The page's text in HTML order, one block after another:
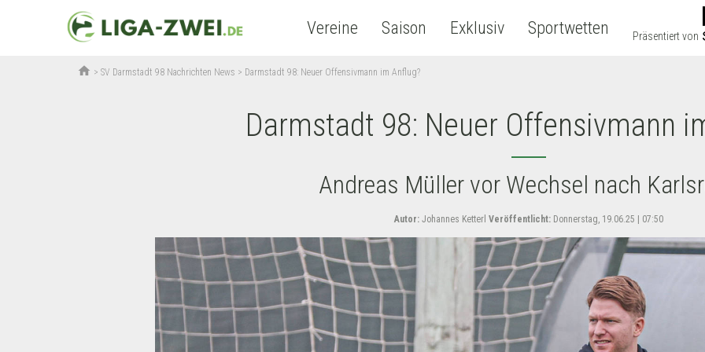
Vereine Saison Exklusiv Sportwetten Präsentiert von
home > SV Darmstadt 98 Nachrichten News > Darmstadt 98: Neuer Offensivmann im Anflug?
Darmstadt 98: Neuer Offensivmann
Andreas Müller vor Wechsel nach
Autor: Johannes Ketterl Veröffentlicht: Donnerstag, 19.06.25 | 07:50